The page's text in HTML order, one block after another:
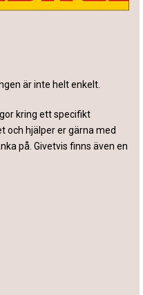
är inte helt enkelt.
kring ett specifikt
och hjälper er gärna med
på. Givetvis finns även en